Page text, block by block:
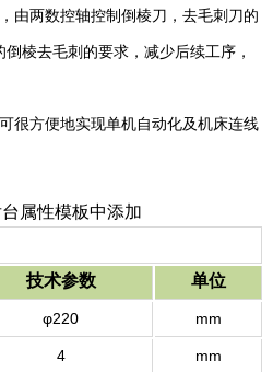
由两数控轴控制倒棱刀，去毛刺刀的
棱去毛刺的要求，减少后续工序，
很方便地实现单机自动化及机床连线
属性模板中添加
技术参数 单位
φ220 mm
4
mm